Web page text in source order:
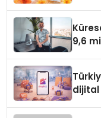
9,6
dijital